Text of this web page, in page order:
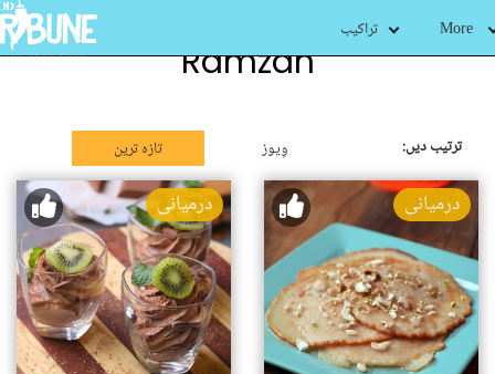
تراکیب More
Ramzan
ترتیب دیں: تازہ ترین وِیوز
درمیانی درمیانی